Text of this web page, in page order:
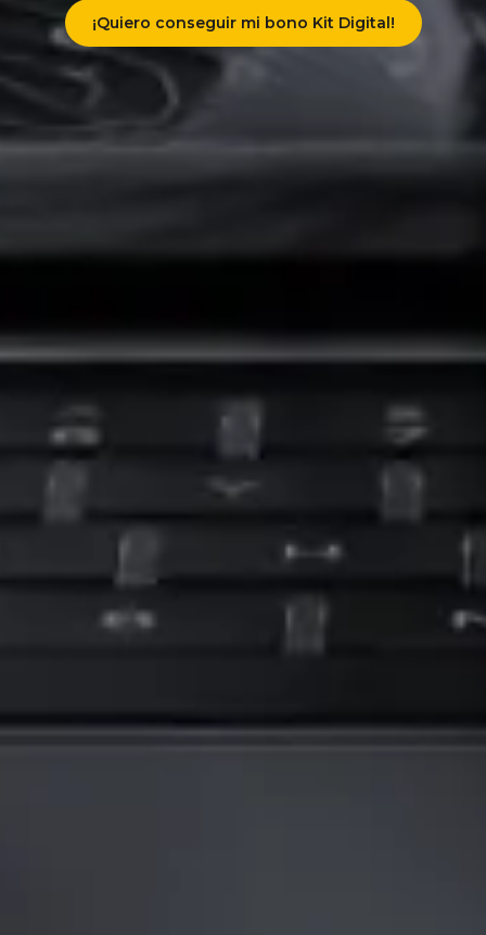
¡Quiero conseguir mi bono Kit Digital!